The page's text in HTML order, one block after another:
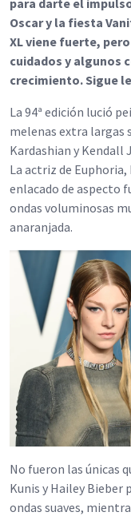
Oscar y la fiesta
XL viene fuerte,
cuidados y algunos
crecimiento. Sigue
La 94ª edición lució
melenas extra largas
Kardashian y
La actriz de
enlacado de aspecto
ondas voluminosas
anaranjada.
No fueron las únicas
Kunis y Hailey
ondas suaves,